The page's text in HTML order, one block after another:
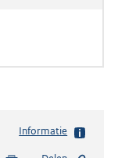
Informatie